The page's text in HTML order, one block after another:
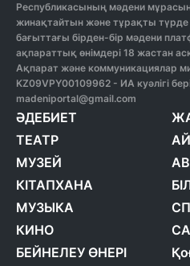
Республикасының мәдени
жинақтайтын және тұрақты
бағыттағы бірден-бір мәдени
ақпараттық өнімдері 18 жастан
Ақпарат және коммуникациялар
KZ09VPY00109962 - ИА куәлігі
madeniportal@gmail.com
ӘДЕБИЕТ
ТЕАТР
МУЗЕЙ
КІТАПХАНА
МУЗЫКА
КИНО
БЕЙНЕЛЕУ ӨНЕРІ